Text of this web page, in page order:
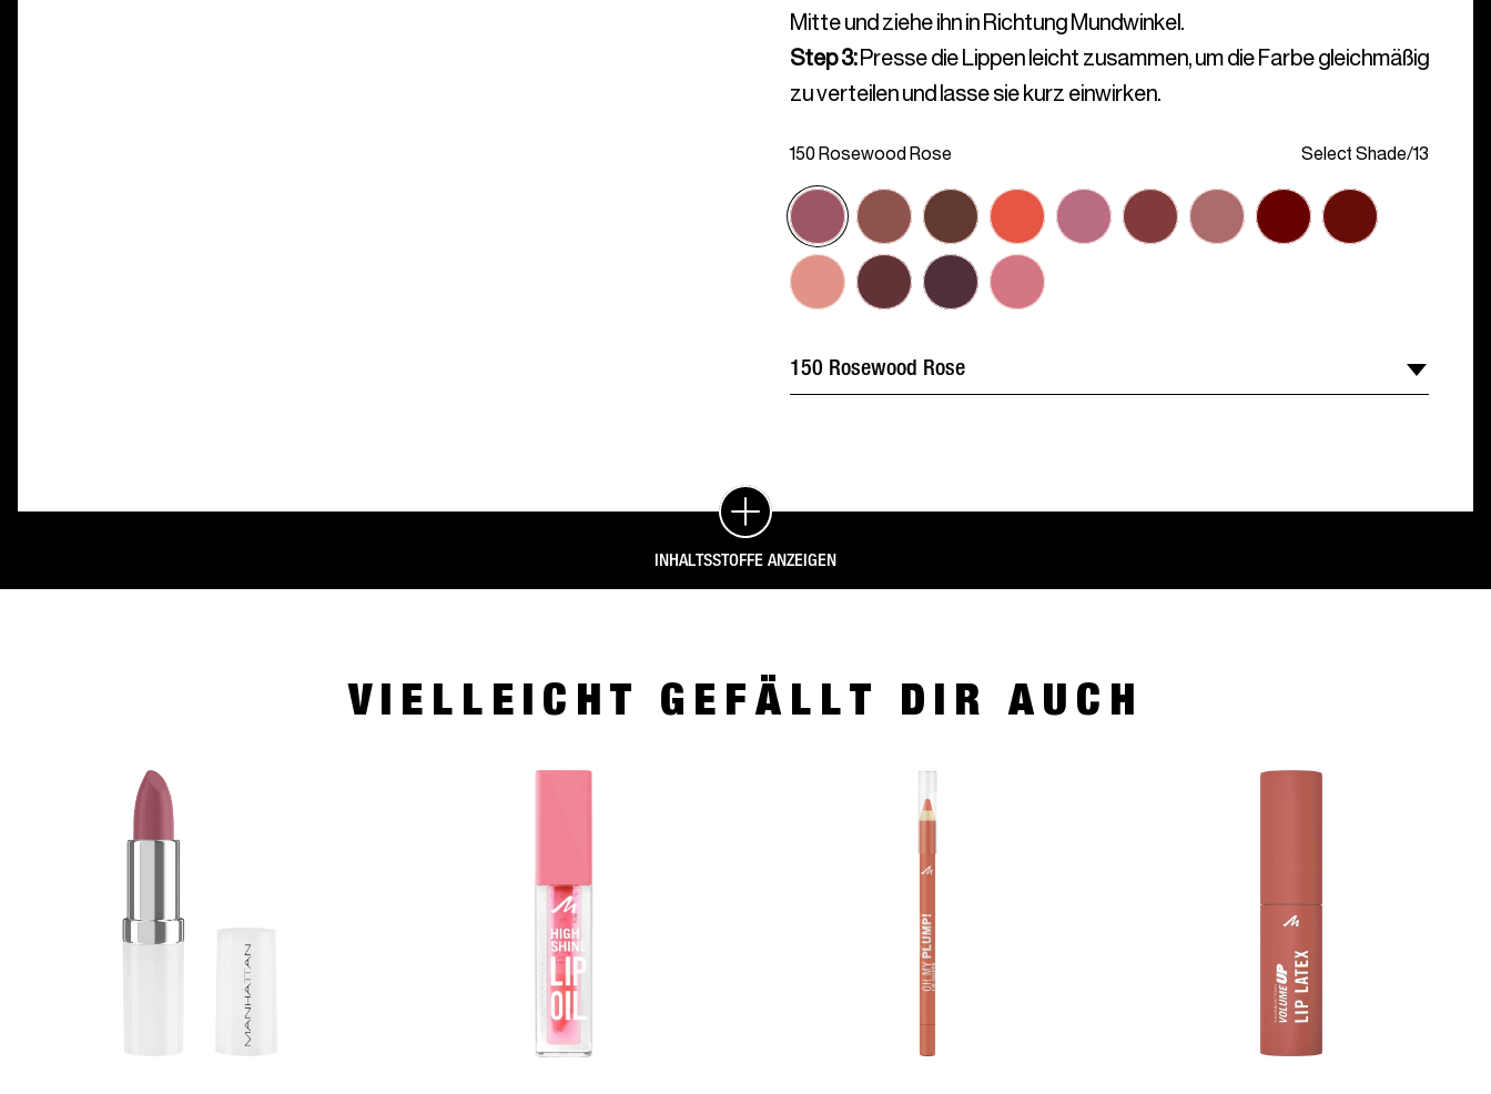
Mitte und ziehe ihn in Richtung Mundwinkel.
Step 3:Presse die Lippen leicht zusammen, um die Farbe gleichmäßig
zu verteilen und lasse sie kurz einwirken.
150 Rosewood Rose Select Shade/13
INHALTSSTOFFE ANZEIGEN
VIELLEICHT GEFÄLLT DIR AUCH